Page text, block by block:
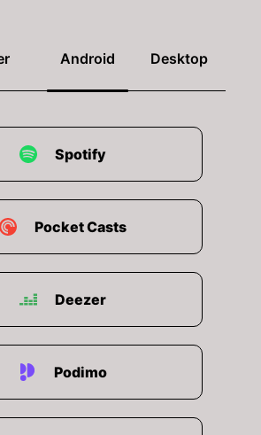
Android Desktop
Spotify
Pocket Casts
Deezer
Podimo